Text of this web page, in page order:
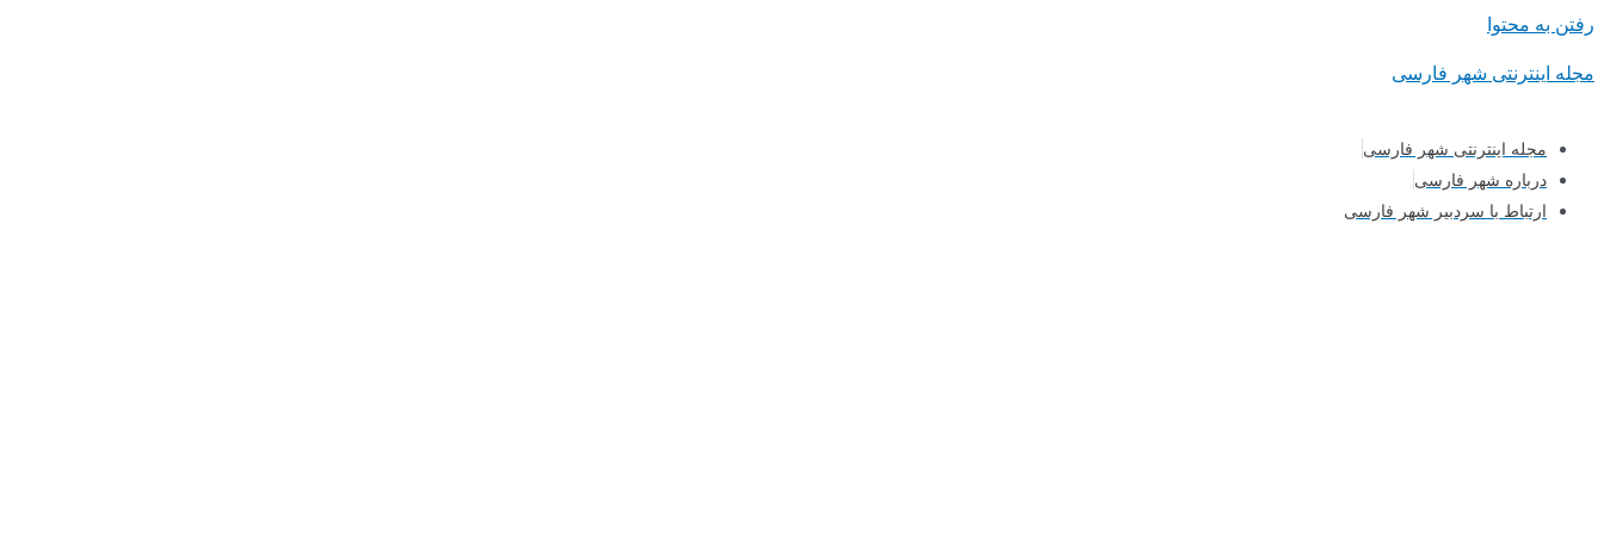
رفتن به محتوا
مجله اینترنتی شهر فارسی
مجله اینترنتی شهر فارسی
درباره شهر فارسی
ارتباط با سردبیر شهر فارسی